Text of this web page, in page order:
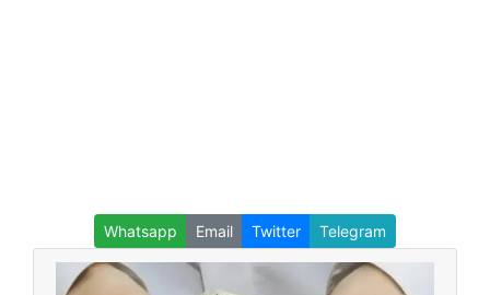
Whatsapp Email Twitter Telegram